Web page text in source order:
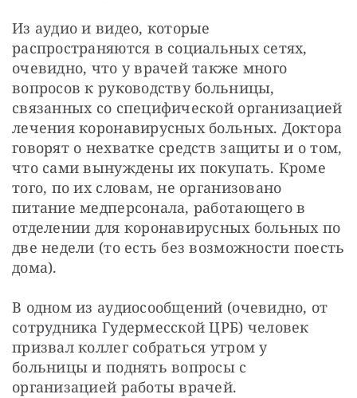
Из аудио и видео, которые
распространяются в социальных сетях,
очевидно, что у врачей также много
вопросов к руководству больницы,
связанных со специфической организацией
лечения коронавирусных больных. Доктора
говорят о нехватке средств защиты и о том,
что сами вынуждены их покупать. Кроме
того, по их словам, не организовано
питание медперсонала, работающего в
отделении для коронавирусных больных по
две недели (то есть без возможности поесть
дома).
В одном из аудиосообщений (очевидно, от
сотрудника Гудермесской ЦРБ) человек
призвал коллег собраться утром у
больницы и поднять вопросы с
организацией работы врачей.